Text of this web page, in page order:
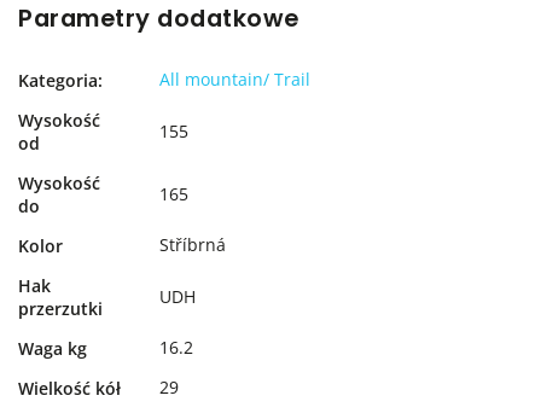
Parametry dodatkowe
Kategoria:
All mountain/ Trail
Wysokość
od
155
Wysokość
do
165
Kolor
Stříbrná
Hak
przerzutki
UDH
Waga kg
16.2
Wielkość kół
29